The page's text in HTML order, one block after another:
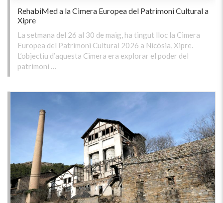
RehabiMed a la Cimera Europea del Patrimoni Cultural a
Xipre
La setmana del 26 al 30 de maig, ha tingut lloc la Cimera
Europea del Patrimoni Cultural 2026 a Nicòsia, Xipre.
L’objectiu d’aquesta Cimera era explorar el poder del
patrimoni …